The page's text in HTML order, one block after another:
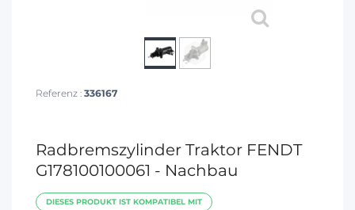
Referenz : 336167
Radbremszylinder Traktor FENDT
G178100100061 - Nachbau
DIESES PRODUKT IST KOMPATIBEL MIT